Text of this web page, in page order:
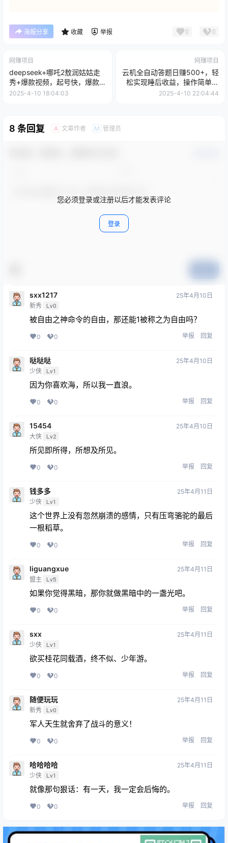
海报分享 收藏 举报 0 0
网赚项目
deepseek+哪吒2敖润姑姑走
秀+爆款视频，起号快，爆款
多，每天五分钟，日入四位数
2025-4-10 18:04:03
网赚项目
云机全自动答题日赚500+，轻
松实现睡后收益，操作简单，
2025最新野路子...
2025-4-10 22:04:44
8 条回复 A 文章作者 M 管理员
您必须登录或注册以后才能发表评论
登录
sxx1217
新秀 Lv0
25年4月10日
被自由之神命令的自由，那还能1被称之为自由吗？
0 0 举报 回复
哒哒哒
少侠 Lv1
25年4月10日
因为你喜欢海，所以我一直浪。
0 0 举报 回复
15454
大侠 Lv2
25年4月10日
所见即所得，所想及所见。
0 0 举报 回复
钱多多
少侠 Lv1
25年4月11日
这个世界上没有忽然崩溃的感情，只有压弯骆驼的最后
一根稻草。
0 0 举报 回复
liguangxue
盟主 Lv5
25年4月11日
如果你觉得黑暗，那你就做黑暗中的一盏光吧。
0 0 举报 回复
sxx
少侠 Lv1
25年4月11日
欲买桂花同载酒，终不似、少年游。
0 0 举报 回复
随便玩玩
新秀 Lv0
25年4月11日
军人天生就舍弃了战斗的意义！
0 0 举报 回复
哈哈哈哈
少侠 Lv1
25年4月11日
就像那句狠话：有一天，我一定会后悔的。
0 0 举报 回复